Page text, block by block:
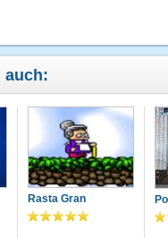
auch:
Rasta Gran